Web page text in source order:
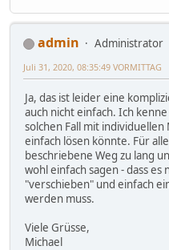
admin
Administrator
Juli 31, 2020, 08:35:49 VORMITTAG
Ja, das ist leider eine
auch nicht einfach. Ich
solchen Fall mit
einfach lösen könnte. Für
beschriebene Weg zu lang
wohl einfach sagen - dass es
"verschieben" und einfach
werden muss.
Viele Grüsse,
Michael